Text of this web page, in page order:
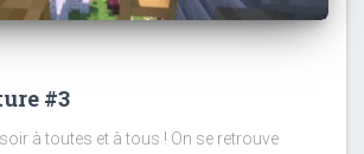
#3
à toutes et à tous ! On se retrouve